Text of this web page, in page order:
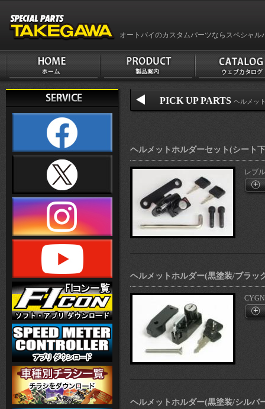
オートバイのカスタムパーツならスペシャル
PICK UP PARTS ヘルメッ
ヘルメットホルダーセット(シート
レブ
ヘルメットホルダー(黒塗装/ブラッ
ヘルメットホルダー(黒塗装/シルバ